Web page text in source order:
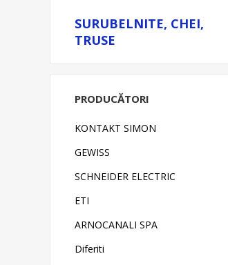
SURUBELNITE, CHEI,
TRUSE
PRODUCĂTORI
KONTAKT SIMON
GEWISS
SCHNEIDER ELECTRIC
ETI
ARNOCANALI SPA
Diferiti